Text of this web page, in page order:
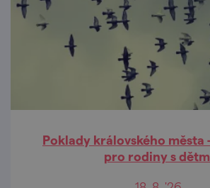
Poklady královského města
pro rodiny s